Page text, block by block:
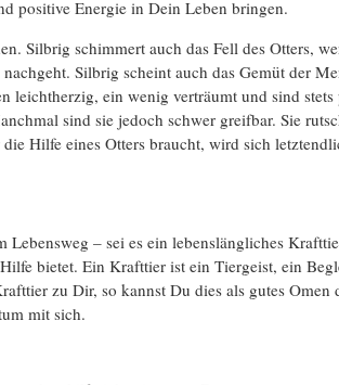
positive Energie in Dein Leben bringen.
Silbrig schimmert auch das Fell des Otters,
Silbrig scheint auch das Gemüt der
leichtherzig, ein wenig verträumt und sind
sind sie jedoch schwer greifbar. Sie
Hilfe eines Otters braucht, wird sich
– sei es ein lebenslängliches
bietet. Ein Krafttier ist ein Tiergeist, ein
zu Dir, so kannst Du dies als gutes Omen
mit sich.